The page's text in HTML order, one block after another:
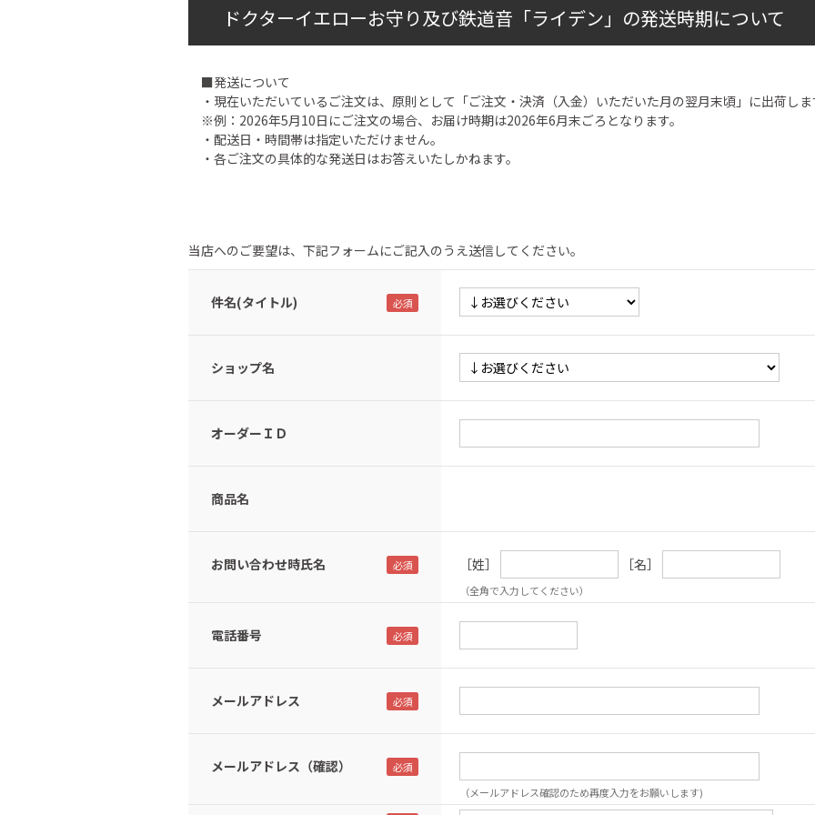
ドクターイエローお守り及び鉄道音「ライデン」の発送時期について
■発送について
・現在いただいているご注文は、原則として「ご注文・決済（入金）いただいた月の翌月末頃」に出荷しま
※例：2026年5月10日にご注文の場合、お届け時期は2026年6月末ごろとなります。
・配送日・時間帯は指定いただけません。
・各ご注文の具体的な発送日はお答えいたしかねます。
当店へのご要望は、下記フォームにご記入のうえ送信してください。
件名(タイトル)
ショップ名
オーダーＩＤ
商品名
お問い合わせ時氏名 ［姓］ ［名］
（全角で入力してください）
電話番号
メールアドレス
メールアドレス（確認）
（メールアドレス確認のため再度入力をお願いします)